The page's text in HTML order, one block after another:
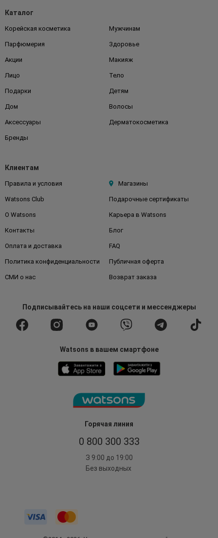
Горячая линия
0 800 300 333
З 9:00 до 19:00
Без выходных
Каталог
Корейская косметика Мужчинам
Парфюмерия Здоровье
Акции Макияж
Лицо Тело
Подарки Детям
Дом Волосы
Аксессуары Дерматокосметика
Бренды
Клиентам
Правила и условия Магазины
Watsons Club Подарочные сертификаты
О Watsons Карьера в Watsons
Контакты Блог
Оплата и доставка FAQ
Политика конфиденциальности Публичная оферта
СМИ о нас Возврат заказа
Подписывайтесьна наши соцсети и мессенджеры
Watsons в вашем смартфоне